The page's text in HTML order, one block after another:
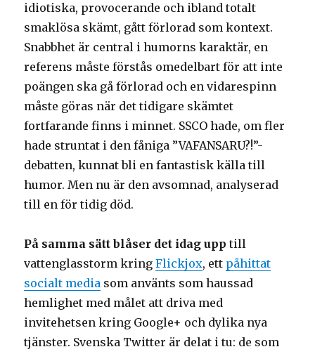
idiotiska, provocerande och ibland totalt
smaklösa skämt, gått förlorad som kontext.
Snabbhet är central i humorns karaktär, en
referens måste förstås omedelbart för att inte
poängen ska gå förlorad och en vidarespinn
måste göras när det tidigare skämtet
fortfarande finns i minnet. SSCO hade, om fler
hade struntat i den fåniga ”VAFANSARU?!”-
debatten, kunnat bli en fantastisk källa till
humor. Men nu är den avsomnad, analyserad
till en för tidig död.
På samma sätt blåser det idag upp till
vattenglasstorm kringFlickjox, ett påhittat
socialt media som använts som haussad
hemlighet med målet att driva med
invitehetsen kring Google+ och dylika nya
tjänster. Svenska Twitter är delat i tu: de som